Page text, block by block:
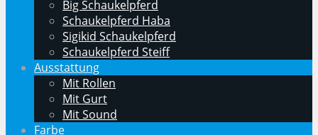
Big Schaukelpferd
Schaukelpferd Haba
Sigikid Schaukelpferd
Schaukelpferd Steiff
Ausstattung
Mit Rollen
Mit Gurt
Mit Sound
Farbe